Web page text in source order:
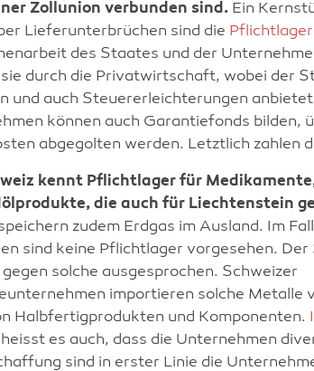
Zollunion verbunden sind. Ein
Lieferunterbrüchen sind die Pflichtlager
des Staates und der
durch die Privatwirtschaft, wobei der
und auch Steuererleichterungen
können auch Garantiefonds bilden,
abgegolten werden. Letztlich zahlen
kennt Pflichtlager für
die auch für Liechtenstein
zudem Erdgas im Ausland. Im
sind keine Pflichtlager vorgesehen. Der
solche ausgesprochen. Schweizer
importieren solche Metalle
Halbfertigprodukten und Komponenten.
heisst es auch, dass die Unternehmen
sind in erster Linie die